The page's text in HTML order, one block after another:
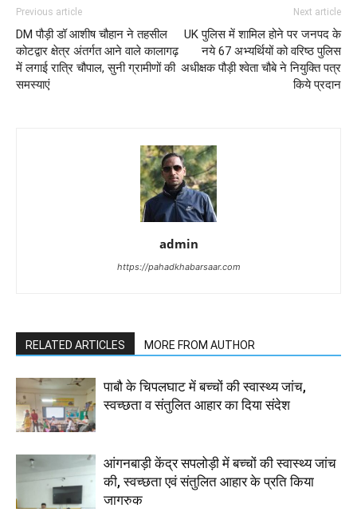
Previous article
DM पौड़ी डॉ आशीष चौहान ने तहसील
कोटद्वार क्षेत्र अंतर्गत आने वाले कालागढ़
में लगाई रात्रि चौपाल, सुनी ग्रामीणों की
समस्याएं
Next article
UK पुलिस में शामिल होने पर जनपद के
नये 67 अभ्यर्थियों को वरिष्ठ पुलिस
अधीक्षक पौड़ी श्वेता चौबे ने नियुक्ति पत्र
किये प्रदान
admin
https://pahadkhabarsaar.com
RELATED ARTICLES MORE FROM AUTHOR
पाबौ के चिपलघाट में बच्चों की स्वास्थ्य जांच,
स्वच्छता व संतुलित आहार का दिया संदेश
आंगनबाड़ी केंद्र सपलोड़ी में बच्चों की स्वास्थ्य जांच
की, स्वच्छता एवं संतुलित आहार के प्रति किया
जागरुक